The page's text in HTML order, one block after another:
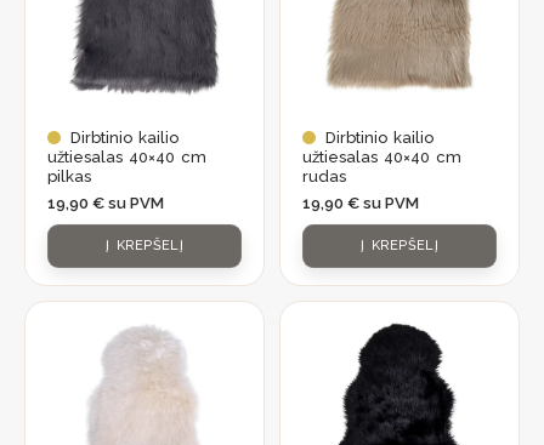
Dirbtinio kailio
užtiesalas 40×40 cm
pilkas
19,90 € su PVM
Į KREPŠELĮ
Dirbtinio kailio
užtiesalas 40×40 cm
rudas
19,90 € su PVM
Į KREPŠELĮ